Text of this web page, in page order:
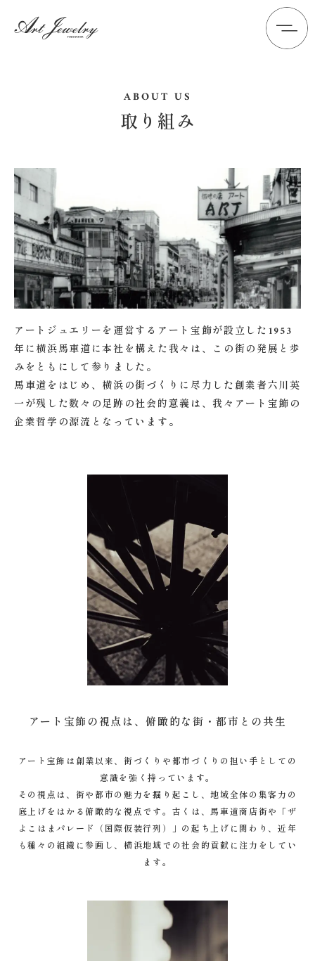
ABOUT US
取り組み
アートジュエリーを運営するアート宝飾が設立した1953
年に横浜馬車道に本社を構えた我々は、この街の発展と歩
みをともにして参りました。
馬車道をはじめ、横浜の街づくりに尽力した創業者六川英
一が残した数々の足跡の社会的意義は、我々アート宝飾の
企業哲学の源流となっています。
アート宝飾の視点は、俯瞰的な街・都市との共生
アート宝飾は創業以来、街づくりや都市づくりの担い手としての
意識を強く持っています。
その視点は、街や都市の魅力を掘り起こし、地域全体の集客力の
底上げをはかる俯瞰的な視点です。古くは、馬車道商店街や「ザ
よこはまパレード（国際仮装行列）」の起ち上げに関わり、近年
も種々の組織に参画し、横浜地域での社会的貢献に注力をしてい
ます。